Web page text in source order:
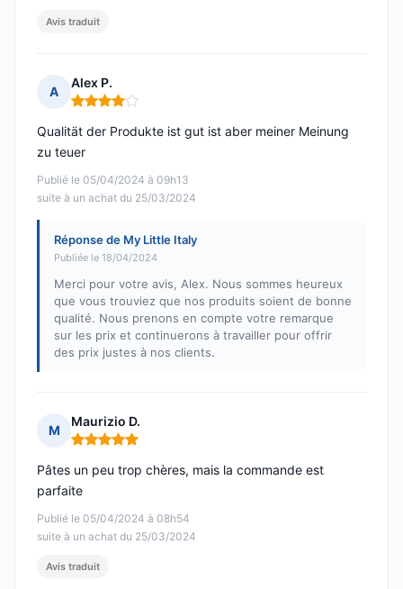
Avis traduit
A
Alex P.
Note : 4 sur 5
Publié le 05/04/2024 à 09h13
suite à un achat du 25/03/2024
Qualität der Produkte ist gut ist aber meiner Meinung
zu teuer
Réponse de My Little Italy
Publiée le 18/04/2024
Merci pour votre avis, Alex. Nous sommes heureux
que vous trouviez que nos produits soient de bonne
qualité. Nous prenons en compte votre remarque
sur les prix et continuerons à travailler pour offrir
des prix justes à nos clients.
M
Maurizio D.
Note : 5 sur 5
Publié le 05/04/2024 à 08h54
suite à un achat du 25/03/2024
Pâtes un peu trop chères, mais la commande est
parfaite
Avis traduit